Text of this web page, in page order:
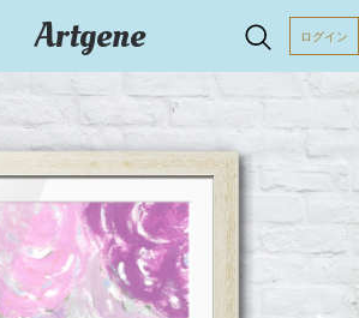
Artgene ログイン